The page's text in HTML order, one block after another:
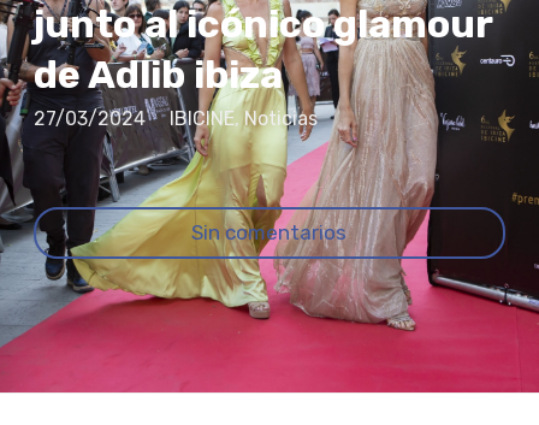
junto al icónico glamour
de Adlib ibiza
27/03/2024 IBICINE,Noticias
Sin comentarios